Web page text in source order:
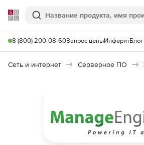
Softline
Поиск
8 (800) 200-08-60Запрос ценыИнферитБлог
Сеть и интернет Серверное ПО